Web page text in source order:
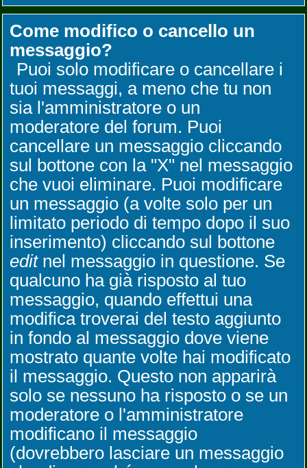
Come modifico o cancello un
messaggio?
Puoi solo modificare o cancellare i
tuoi messaggi, a meno che tu non
sia l'amministratore o un
moderatore del forum. Puoi
cancellare un messaggio cliccando
sul bottone con la "X" nel messaggio
che vuoi eliminare. Puoi modificare
un messaggio (a volte solo per un
limitato periodo di tempo dopo il suo
inserimento) cliccando sul bottone
editnel messaggio in questione. Se
qualcuno ha già risposto al tuo
messaggio, quando effettui una
modifica troverai del testo aggiunto
in fondo al messaggio dove viene
mostrato quante volte hai modificato
il messaggio. Questo non apparirà
solo se nessuno ha risposto o se un
moderatore o l'amministratore
modificano il messaggio
(dovrebbero lasciare un messaggio